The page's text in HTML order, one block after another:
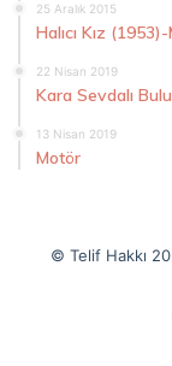
25 Aralık 2015
Halıcı Kız
22 Nisan 2019
Kara Sevdalı
13 Nisan 2019
Motör
© Telif Hakkı